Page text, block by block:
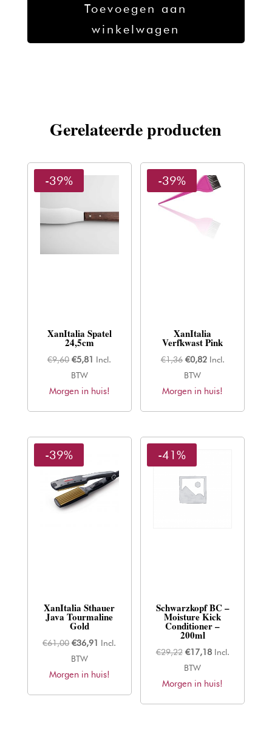
Toevoegen aan
winkelwagen
Gerelateerde producten
-39%
XanItalia Spatel
24,5cm
€9,60 Oorspronkelijke
prijs
was:
€5,81 Huidige
is:
Incl.
BTW
Morgen in huis!
-39%
XanItalia
Verfkwast Pink
€1,36 Oorspronkelijke
prijs
was:
€0,82Huidige
is:
Incl.
BTW
Morgen in huis!
-39%
XanItalia Sthauer
Java Tourmaline
Gold
€61,00 Oorspronkelijke
prijs
was:
€36,91 Huidige
is:
Incl.
BTW
Morgen in huis!
-41%
Schwarzkopf BC –
Moisture Kick
Conditioner –
200ml
€29,22 Oorspronkelijke
prijs
was:
€17,18Huidige
is:
Incl.
BTW
Morgen in huis!